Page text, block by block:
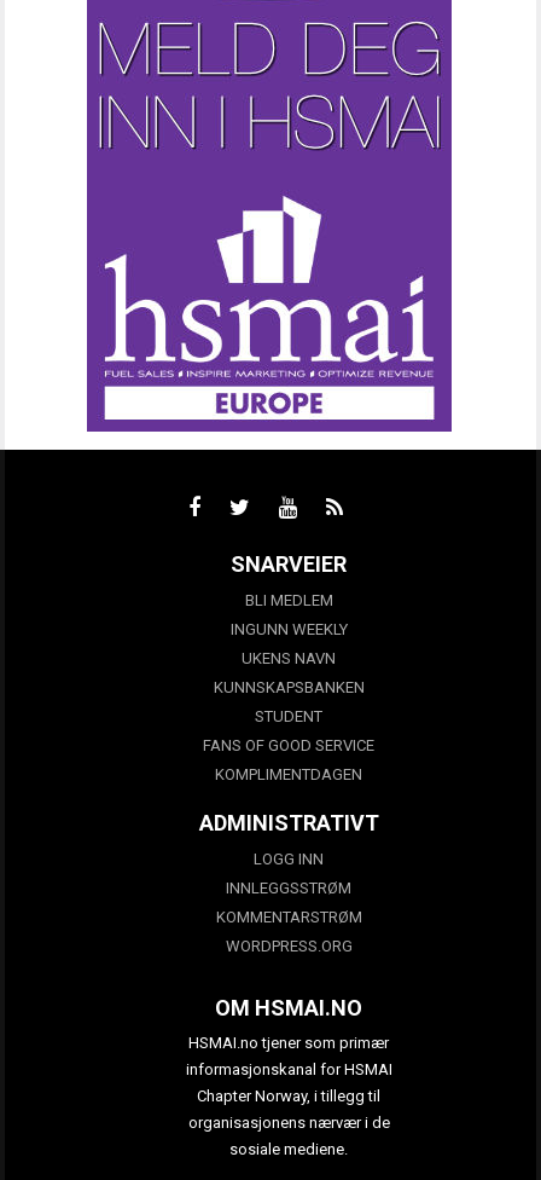
SNARVEIER
BLI MEDLEM
INGUNN WEEKLY
UKENS NAVN
KUNNSKAPSBANKEN
STUDENT
FANS OF GOOD SERVICE
KOMPLIMENTDAGEN
ADMINISTRATIVT
LOGG INN
INNLEGGSSTRØM
KOMMENTARSTRØM
WORDPRESS.ORG
OM HSMAI.NO
HSMAI.no tjener som primær
informasjonskanal for HSMAI
Chapter Norway, i tillegg til
organisasjonens nærvær i de
sosiale mediene.